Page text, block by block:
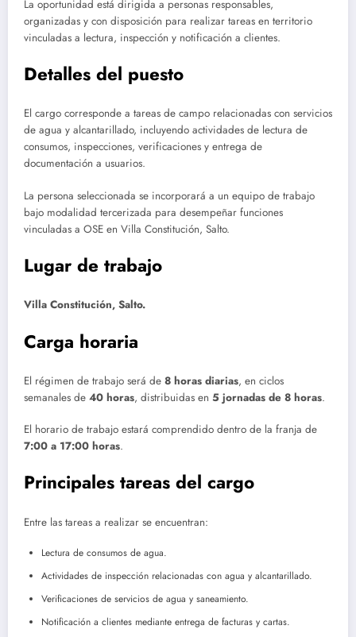
La oportunidad está dirigida a personas responsables,
organizadas y con disposición para realizar tareas en territorio
vinculadas a lectura, inspección y notificación a clientes.
Detalles del puesto
El cargo corresponde a tareas de campo relacionadas con servicios
de agua y alcantarillado, incluyendo actividades de lectura de
consumos, inspecciones, verificaciones y entrega de
documentación a usuarios.
La persona seleccionada se incorporará a un equipo de trabajo
bajo modalidad tercerizada para desempeñar funciones
vinculadas a OSE en Villa Constitución, Salto.
Lugar de trabajo
Villa Constitución, Salto.
Carga horaria
El régimen de trabajo será de 8 horas diarias, en ciclos
semanales de 40 horas, distribuidas en 5 jornadas de 8 horas.
El horario de trabajo estará comprendido dentro de la franja de
7:00 a 17:00 horas.
Principales tareas del cargo
Entre las tareas a realizar se encuentran:
Lectura de consumos de agua.
Actividades de inspección relacionadas con agua y alcantarillado.
Verificaciones de servicios de agua y saneamiento.
Notificación a clientes mediante entrega de facturas y cartas.